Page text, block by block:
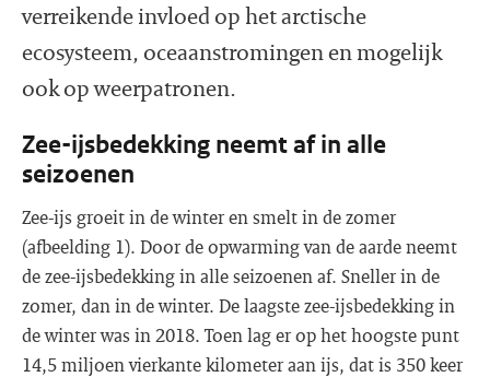
verreikende invloed op het arctische
ecosysteem, oceaanstromingen en mogelijk
ook op weerpatronen.
Zee-ijsbedekking neemt af in alle
seizoenen
Zee-ijs groeit in de winter en smelt in de zomer
(afbeelding 1). Door de opwarming van de aarde neemt
de zee-ijsbedekking in alle seizoenen af. Sneller in de
zomer, dan in de winter. De laagste zee-ijsbedekking in
de winter was in 2018. Toen lag er op het hoogste punt
14,5 miljoen vierkante kilometer aan ijs, dat is 350 keer